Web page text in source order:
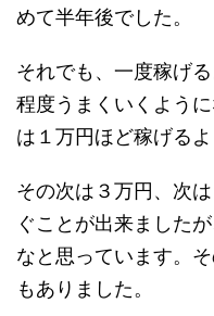
めて半年後でした。
それでも、一度稼げ
程度うまくいくよう
は１万円ほど稼げるよ
その次は３万円、次
ぐことが出来ました
なと思っています。
もありました。